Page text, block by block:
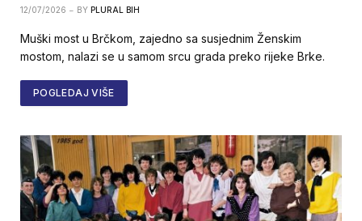
12/07/2026 BY PLURAL BIH
Muški most u Brčkom, zajedno sa susjednim Ženskim
mostom, nalazi se u samom srcu grada preko rijeke Brke.
POGLEDAJ VIŠE